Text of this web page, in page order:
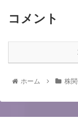
コメント
ホーム 株